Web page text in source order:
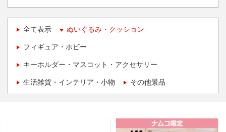
全て表示 ぬいぐるみ・クッション
フィギュア・ホビー
キーホルダー・マスコット・アクセサリー
生活雑貨・インテリア・小物 その他景品